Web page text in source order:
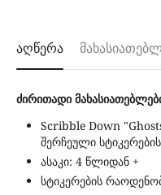
აღწერა
ძირითადი
Scribble Down
შერჩეული
ასაკი: 4 წლიდან +
სტიკერების